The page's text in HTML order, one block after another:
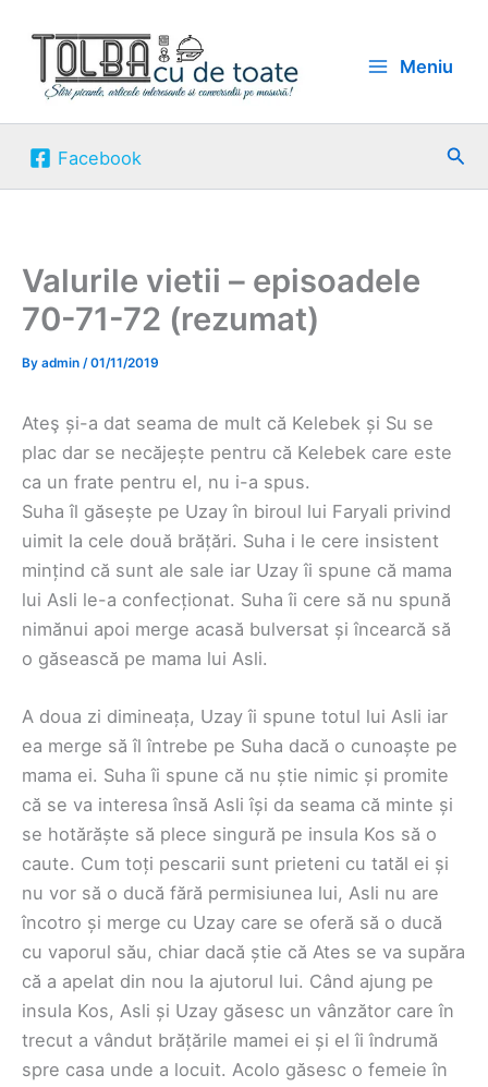
content
Meniu
Facebook
Valurile vietii – episoadele
70-71-72 (rezumat)
By admin /01/11/2019
Ateş și-a dat seama de mult că Kelebek și Su se
plac dar se necăjește pentru că Kelebek care este
ca un frate pentru el, nu i-a spus.
Suha îl găsește pe Uzay în biroul lui Faryali privind
uimit la cele două brățări. Suha i le cere insistent
mințind că sunt ale sale iar Uzay îi spune că mama
lui Asli le-a confecționat. Suha îi cere să nu spună
nimănui apoi merge acasă bulversat și încearcă să
o găsească pe mama lui Asli.
A doua zi dimineața, Uzay îi spune totul lui Asli iar
ea merge să îl întrebe pe Suha dacă o cunoaște pe
mama ei. Suha îi spune că nu știe nimic și promite
că se va interesa însă Asli își da seama că minte și
se hotărăște să plece singură pe insula Kos să o
caute. Cum toți pescarii sunt prieteni cu tatăl ei și
nu vor să o ducă fără permisiunea lui, Asli nu are
încotro și merge cu Uzay care se oferă să o ducă
cu vaporul său, chiar dacă știe că Ates se va supăra
că a apelat din nou la ajutorul lui. Când ajung pe
insula Kos, Asli și Uzay găsesc un vânzător care în
trecut a vândut brățările mamei ei și el îi îndrumă
spre casa unde a locuit. Acolo găsesc o femeie în